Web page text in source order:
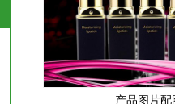
产品图片